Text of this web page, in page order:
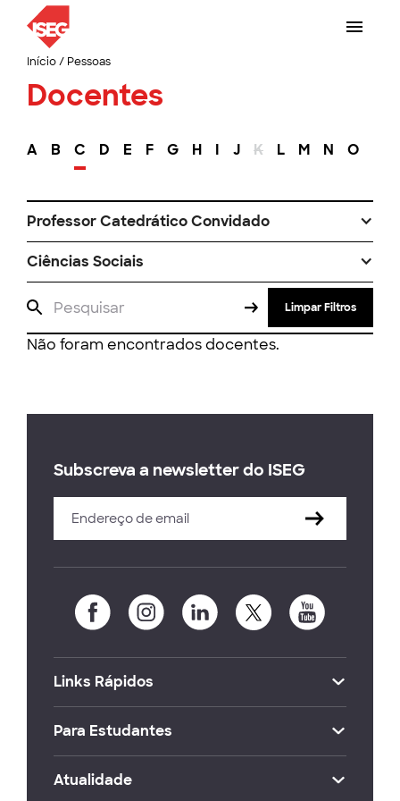
Início/ Pessoas
Docentes
A B C D E F G H I J K L M N O
Professor Catedrático Convidado
Ciências Sociais
Limpar Filtros
Não foram encontrados docentes.
Subscreva a newsletter do ISEG
Links Rápidos
Para Estudantes
Atualidade